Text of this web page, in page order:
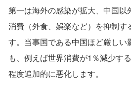
第一は海外の感染が拡大、中国以
消費（外食、娯楽など）を抑制す
す。当事国である中国ほど厳しい
も、例えば世界消費が1％減少す
程度追加的に悪化します。